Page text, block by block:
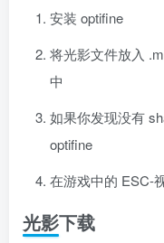
安装 optifine
将光影文件放入
中
如果你发现没有
optifine
在游戏中的 ESC-
光影下载